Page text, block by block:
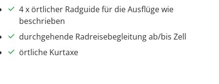
4 x örtlicher Radguide für die Ausflüge wie
beschrieben
durchgehende Radreisebegleitung ab/bis Zell
örtliche Kurtaxe